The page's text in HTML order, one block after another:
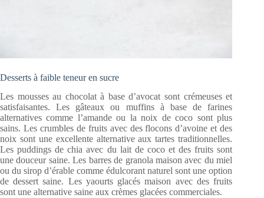
Desserts à faible teneur en sucre
Les mousses au chocolat à base d’avocat sont crémeuses et
satisfaisantes. Les gâteaux ou muffins à base de farines
alternatives comme l’amande ou la noix de coco sont plus
sains. Les crumbles de fruits avec des flocons d’avoine et des
noix sont une excellente alternative aux tartes traditionnelles.
Les puddings de chia avec du lait de coco et des fruits sont
une douceur saine. Les barres de granola maison avec du miel
ou du sirop d’érable comme édulcorant naturel sont une option
de dessert saine. Les yaourts glacés maison avec des fruits
sont une alternative saine aux crèmes glacées commerciales.